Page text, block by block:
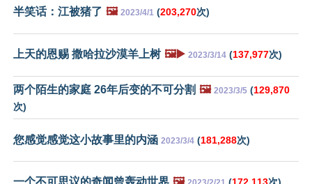
半笑话：江被猪了 🖼️ 2023/4/1 (203,270次)
上天的恩赐 撒哈拉沙漠羊上树 🖼️▶️ 2023/3/14 (137,977次)
两个陌生的家庭 26年后变的不可分割 🖼️ 2023/3/5 (129,870
次)
您感觉感觉这小故事里的内涵 2023/3/4 (181,288次)
一个不可思议的奇闻曾轰动世界 🖼️ (172,113次)